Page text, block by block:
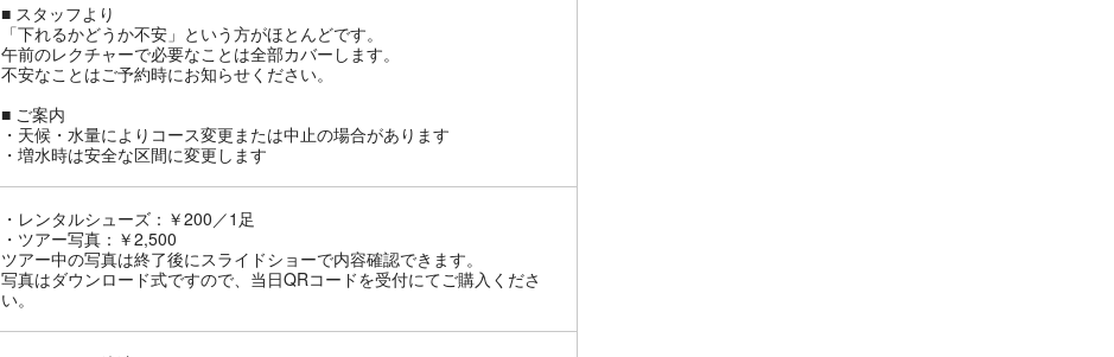
■ スタッフより
「下れるかどうか不安」という方がほとんどです。
午前のレクチャーで必要なことは全部カバーします。
不安なことはご予約時にお知らせください。
■ ご案内
・天候・水量によりコース変更または中止の場合があります
・増水時は安全な区間に変更します
・レンタルシューズ：￥200／1足
・ツアー写真：￥2,500
ツアー中の写真は終了後にスライドショーで内容確認できます。
写真はダウンロード式ですので、当日QRコードを受付にてご購入くださ
い。